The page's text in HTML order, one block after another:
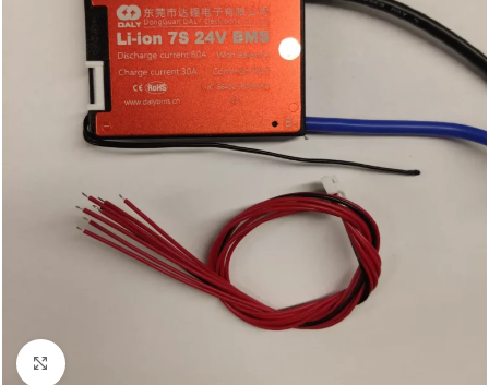
Click to enlarge